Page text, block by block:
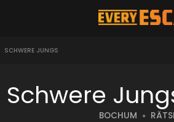
SCHWERE JUNGS
Schwere
BOCHUM